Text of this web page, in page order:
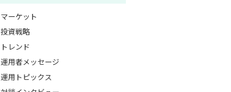
マーケット
投資戦略
トレンド
運用者メッセージ
運用トピックス